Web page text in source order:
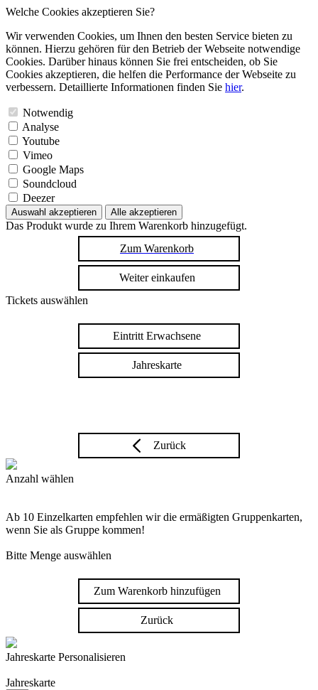
Welche Cookies akzeptieren Sie?
Wir verwenden Cookies, um Ihnen den besten Service bieten zu
können. Hierzu gehören für den Betrieb der Webseite notwendige
Cookies. Darüber hinaus können Sie frei entscheiden, ob Sie
Cookies akzeptieren, die helfen die Performance der Webseite zu
verbessern. Detaillierte Informationen finden Sie hier.
Notwendig
Analyse
Youtube
Vimeo
Google Maps
Soundcloud
Deezer
Auswahl akzeptieren Alle akzeptieren
Das Produkt wurde zu Ihrem Warenkorb hinzugefügt.
Zum Warenkorb
Weiter einkaufen
Tickets auswählen
Eintritt Erwachsene
Jahreskarte
Zurück
Anzahl wählen
Ab 10 Einzelkarten empfehlen wir die ermäßigten Gruppenkarten,
wenn Sie als Gruppe kommen!
Bitte Menge auswählen
Zum Warenkorb hinzufügen
Zurück
Jahreskarte Personalisieren
Jahreskarte